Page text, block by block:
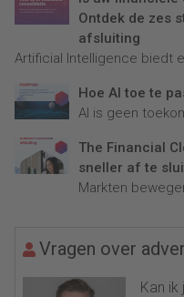
Ontdek de zes
afsluiting
Artificial Intelligence biedt
Hoe AI toe te
AI is geen
The Financial
sneller af te
Markten
Vragen over
Kan ik